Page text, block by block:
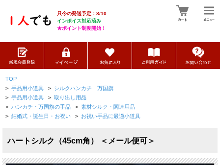
只今の発送予定：8/10
インボイス対応済み
★ポイント制度開始！
TOP
> 手品用小道具 > シルクハンカチ 万国旗
> 手品用小道具 > 取り出し用品
> ハンカチ・万国旗の手品 > 素材シルク・関連用品
> 結婚式・誕生日・お祝い > お祝い手品に最適小道具
ハートシルク（45cm角） ＜メール便可＞